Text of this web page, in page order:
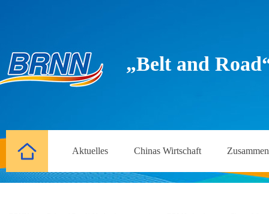
„Belt and
Aktuelles Chinas Wirtschaft